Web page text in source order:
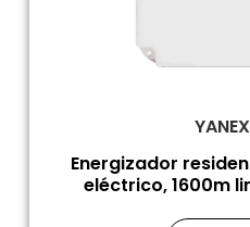
Energizador
eléctrico, 1600m